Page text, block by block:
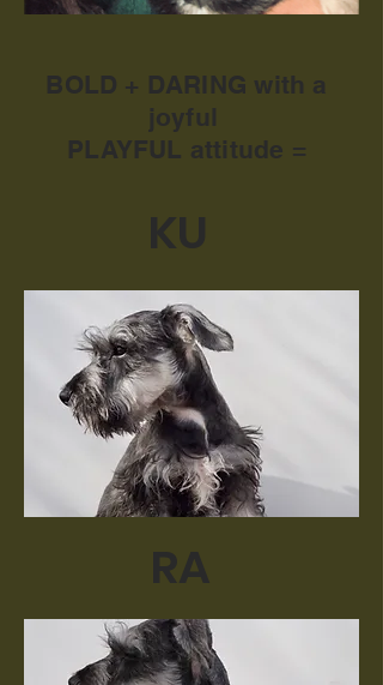
BOLD + DARING with a
joyful
PLAYFUL attitude =
KU
RA